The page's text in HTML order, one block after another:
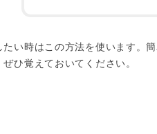
い時はこの方法を使います。
ひ覚えておいてください。